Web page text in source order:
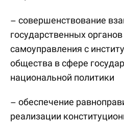
– совершенствование
государственных
самоуправления с
общества в сфере
национальной политики
– обеспечение
реализации